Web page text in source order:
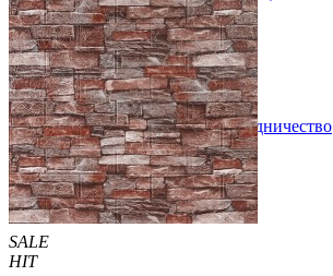
160 грн/шт 199 грн/шт
Купить В закладки Сотрудничество
SALE
HIT